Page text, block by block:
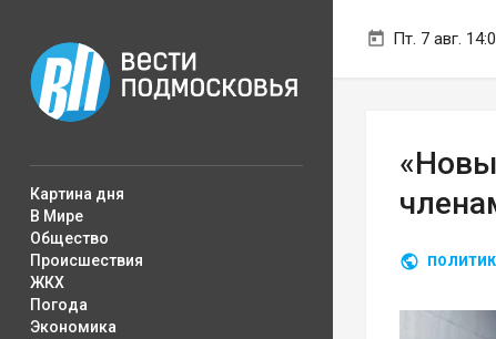
Пт. 7 авг.
Картина дня
В Мире
Общество
Происшествия
ЖКХ
Погода
Экономика